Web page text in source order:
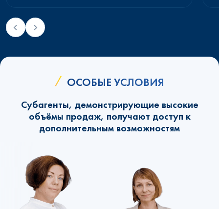
ОСОБЫЕ УСЛОВИЯ
Субагенты, демонстрирующие высокие
объёмы продаж, получают доступ к
дополнительным возможностям